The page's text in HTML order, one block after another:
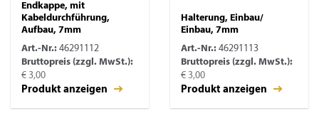
Endkappe, mit
Kabeldurchführung,
Aufbau, 7mm
Art.-Nr.: 46291112
Bruttopreis (zzgl. MwSt.):
€ 3,00
Produkt anzeigen
Halterung, Einbau/
Einbau, 7mm
Art.-Nr.: 46291113
Bruttopreis (zzgl. MwSt.):
€ 3,00
Produkt anzeigen